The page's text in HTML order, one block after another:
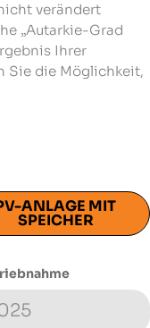
verändert
„Autarkie-Grad
Ihrer
Sie die Möglichkeit,
ANLAGE MIT
SPEICHER